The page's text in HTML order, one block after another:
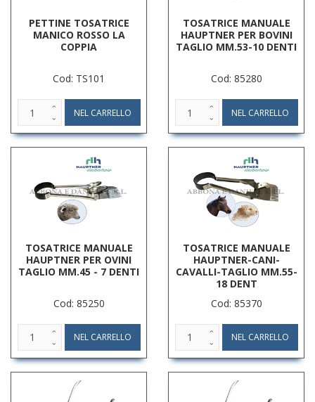
PETTINE TOSATRICE
MANICO ROSSO LA
COPPIA
Cod: TS101
TOSATRICE MANUALE
HAUPTNER PER BOVINI
TAGLIO MM.53-10 DENTI
Cod: 85280
TOSATRICE MANUALE
HAUPTNER PER OVINI
TAGLIO MM.45 - 7 DENTI
Cod: 85250
TOSATRICE MANUALE
HAUPTNER-CANI-
CAVALLI-TAGLIO MM.55-
18 DENT
Cod: 85370